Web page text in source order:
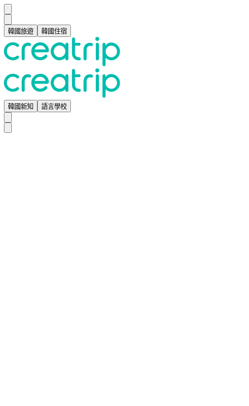
韓國旅遊 韓國住宿
韓國新知 語言學校